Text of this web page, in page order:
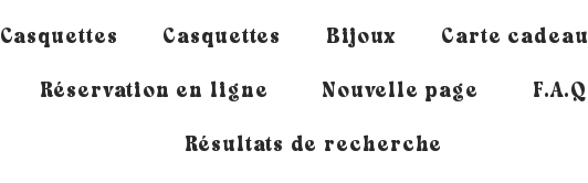
Casquettes Casquettes Bijoux Carte cadeau
Réservation en ligne Nouvelle page F.A.Q
Résultats de recherche